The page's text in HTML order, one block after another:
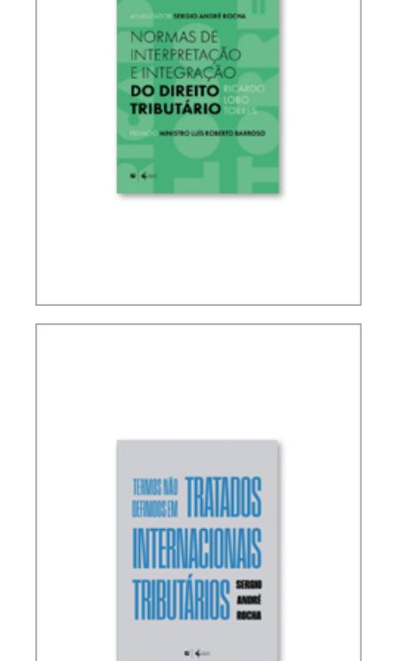
RICARDO LOBO TORRES – NORMAS DE